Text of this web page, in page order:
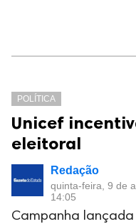
POLÍTICA
Unicef
eleitoral
Redação
quinta-feira, 9 de
14:05
Campanha